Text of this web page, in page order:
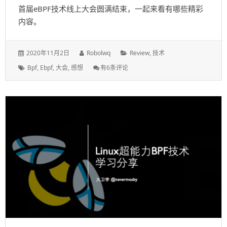
首届eBPF技术线上大会圆满结束，一起来看有哪些精彩
内容。
发
于：
2020年11月2日
作
Robolwq
分
Review,技术
标
Bpf, Ebpf,大会,感想
首
Summit
有6条评论